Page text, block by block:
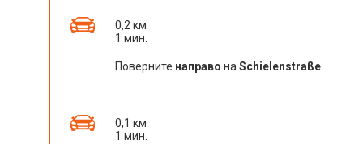
0,2 км
1 мин.
Поверните направо на Schielenstraße
0,1 км
1 мин.